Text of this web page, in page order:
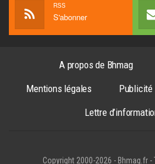
RSS
S'abonner
A propos de Bhmag
Mentions légales
Publicité
Lettre
Copyright 2000-2026 - Bhmag.fr